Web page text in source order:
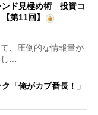
ンド見極め術 投資コ
第11回】
、圧倒的な情報量が
…
「俺がカブ番長！」